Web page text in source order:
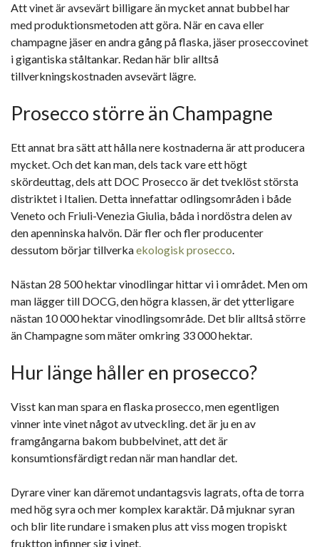
Att vinet är avsevärt billigare än mycket annat bubbel har
med produktionsmetoden att göra. När en cava eller
champagne jäser en andra gång på flaska, jäser proseccovinet
i gigantiska ståltankar. Redan här blir alltså
tillverkningskostnaden avsevärt lägre.
Prosecco större än Champagne
Ett annat bra sätt att hålla nere kostnaderna är att producera
mycket. Och det kan man, dels tack vare ett högt
skördeuttag, dels att DOC Prosecco är det tveklöst största
distriktet i Italien. Detta innefattar odlingsområden i både
Veneto och Friuli-Venezia Giulia, båda i nordöstra delen av
den apenninska halvön. Där fler och fler producenter
dessutom börjar tillverkaekologisk prosecco.
Nästan 28 500 hektar vinodlingar hittar vi i området. Men om
man lägger till DOCG, den högra klassen, är det ytterligare
nästan 10 000 hektar vinodlingsområde. Det blir alltså större
än Champagne som mäter omkring 33 000 hektar.
Hur länge håller en prosecco?
Visst kan man spara en flaska prosecco, men egentligen
vinner inte vinet något av utveckling. det är ju en av
framgångarna bakom bubbelvinet, att det är
konsumtionsfärdigt redan när man handlar det.
Dyrare viner kan däremot undantagsvis lagrats, ofta de torra
med hög syra och mer komplex karaktär. Då mjuknar syran
och blir lite rundare i smaken plus att viss mogen tropiskt
fruktton infinner sig i vinet.